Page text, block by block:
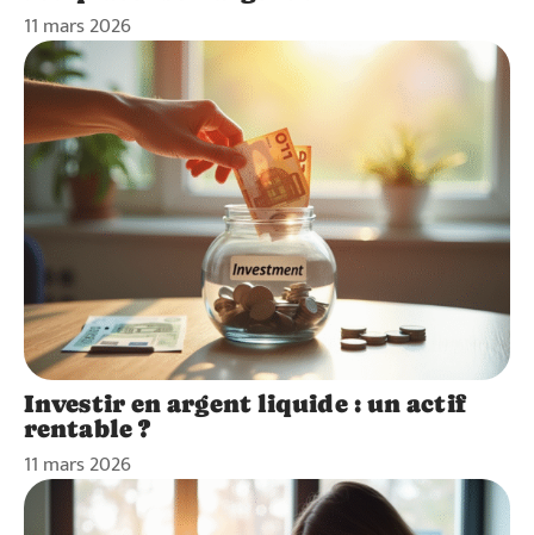
11 mars 2026
Investir en argent liquide : un actif
rentable ?
11 mars 2026